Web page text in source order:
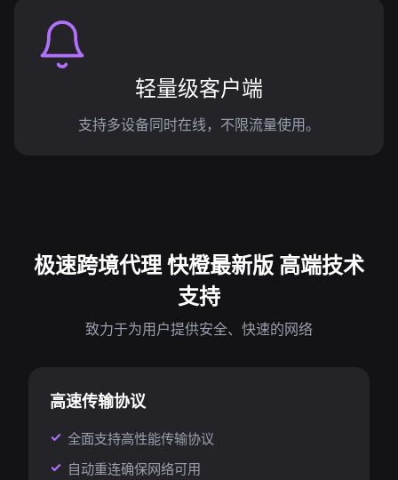
轻量级客户端
支持多设备同时在线，不限流量使用。
极速跨境代理 快橙最新版 高端技术
支持
致力于为用户提供安全、快速的网络
高速传输协议
全面支持高性能传输协议
自动重连确保网络可用